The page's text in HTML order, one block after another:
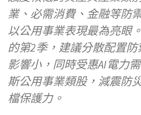
業、必需消費、金融等防
以公用事業表現最為亮眼
的第2季，建議分散配置
影響小，同時受惠AI電力
斯公用事業類股，減震防
檔保護力。